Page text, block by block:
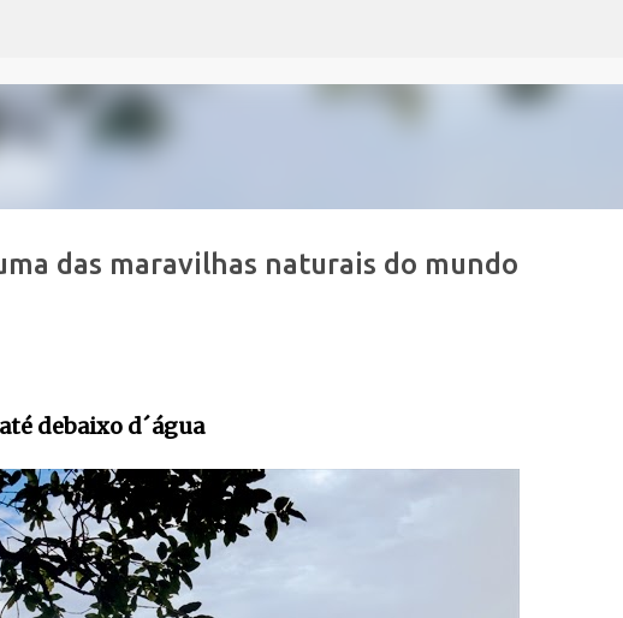
das maravilhas naturais do mundo
debaixo d´água